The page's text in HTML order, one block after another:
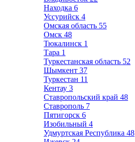
Находка 6
Уссурийск 4
Омская область 55
Омск 48
Тюкалинск 1
Тара 1
Туркестанская область 52
Шымкент 37
Туркестан 11
Кентау 3
Ставропольский край 48
Ставрополь 7
Пятигорск 6
Изобильный 4
Удмуртская Республика 48